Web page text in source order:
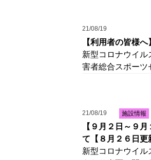
21/08/19
【利用者の皆様
新型コロナウイ
害者総合スポーツ
21/08/19 施設情報
【９月２日～９
て【８月２６日更
新型コロナウイル